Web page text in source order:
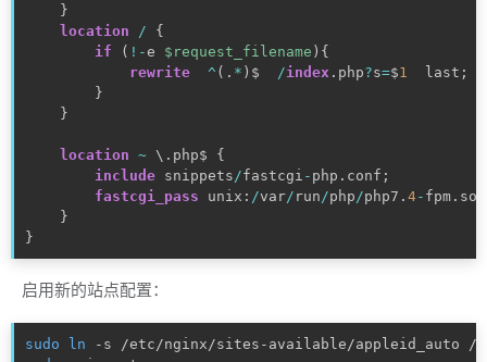
}
location
/
{
if
( ! -e $request_filename ) {
rewrite
^ ( . * ) $ /index . php?s=$1
  last
;
}
}
location ~ \ . php$ {
include snippets /fastcgi - php . conf ;
fastcgi_pass unix : /var/ run /php /php7 . 4- fpm .
}
}
启用新的站点配置：
sudo
ln